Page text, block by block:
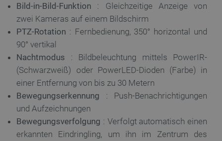
Bild-in-Bild-Funktion : Gleichzeitige Anzeige von
zwei Kameras auf einem Bildschirm
PTZ-Rotation : Fernbedienung, 350° horizontal und
90° vertikal
Nachtmodus : Bildbeleuchtung mittels PowerIR-
(Schwarzweiß) oder PowerLED-Dioden (Farbe) in
einer Entfernung von bis zu 30 Metern
Bewegungserkennung : Push-Benachrichtigungen
und Aufzeichnungen
Bewegungsverfolgung : Verfolgt automatisch einen
erkannten Eindringling, um ihn im Zentrum des